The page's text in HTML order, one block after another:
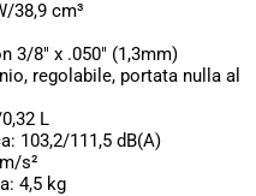
38,9 cm³
3/8" x .050" (1,3mm)
regolabile, portata nulla al
L
103,2/111,5 dB(A)
s²
4,5 kg